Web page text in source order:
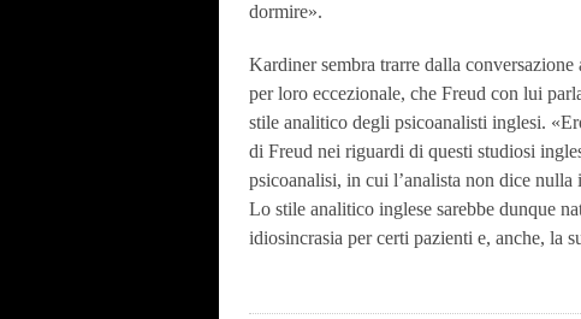
dormire».
Kardiner sembra trarre dalla
per loro eccezionale, che Freud con lui
stile analitico degli psicoanalisti inglesi.
di Freud nei riguardi di questi studiosi
psicoanalisi, in cui l’analista non dice
Lo stile analitico inglese sarebbe dunque
idiosincrasia per certi pazienti e, anche, la